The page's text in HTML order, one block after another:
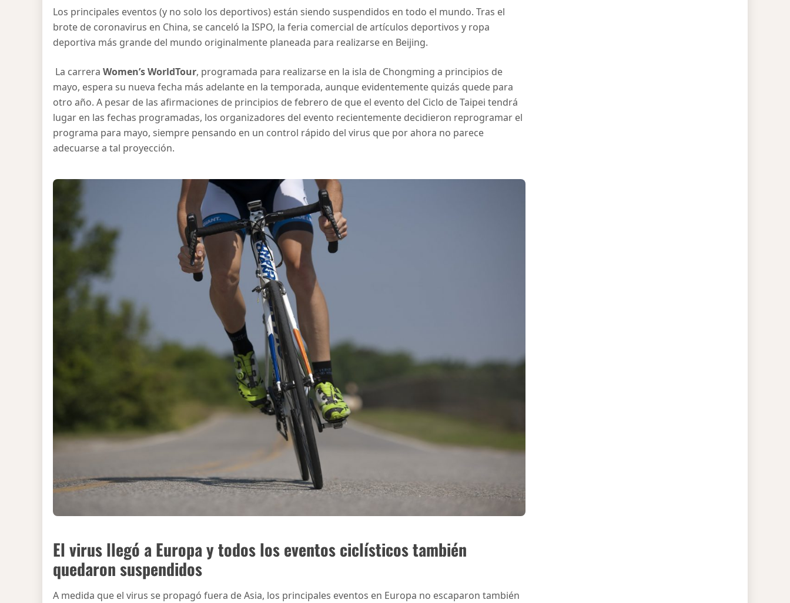
Los principales eventos (y no solo los deportivos) están siendo suspendidos en todo el mundo. Tras el
brote de coronavirus en China, se canceló la ISPO, la feria comercial de artículos deportivos y ropa
deportiva más grande del mundo originalmente planeada para realizarse en Beijing.
La carrera Women’s WorldTour, programada para realizarse en la isla de Chongming a principios de
mayo, espera su nueva fecha más adelante en la temporada, aunque evidentemente quizás quede para
otro año. A pesar de las afirmaciones de principios de febrero de que el evento del Ciclo de Taipei tendrá
lugar en las fechas programadas, los organizadores del evento recientemente decidieron reprogramar el
programa para mayo, siempre pensando en un control rápido del virus que por ahora no parece
adecuarse a tal proyección.
El virus llegó a Europa y todos los eventos ciclísticos también
quedaron suspendidos
A medida que el virus se propagó fuera de Asia, los principales eventos en Europa no escaparon también